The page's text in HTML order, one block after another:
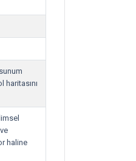
haritasını
haline